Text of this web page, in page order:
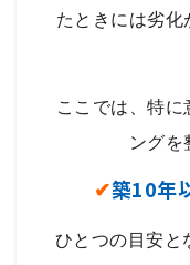
たときには劣化
ここでは、特に
ングを
✔築10年
ひとつの目安と